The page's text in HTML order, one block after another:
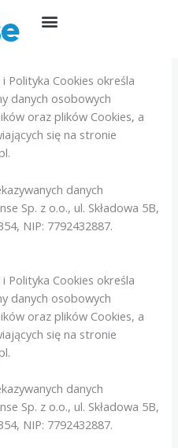
Polityka Cookies określa
danych osobowych
oraz plików Cookies, a
się na stronie
danych
Sp. z o.o., ul. Składowa 5B,
NIP: 7792432887.
Polityka Cookies określa
danych osobowych
oraz plików Cookies, a
się na stronie
danych
Sp. z o.o., ul. Składowa 5B,
NIP: 7792432887.